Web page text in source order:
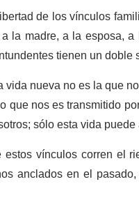
de los vínculos
la madre, a la esposa,
tienen un doble
vida nueva no es la que
que nos es transmitido
sólo esta vida
vínculos corren el
anclados en el